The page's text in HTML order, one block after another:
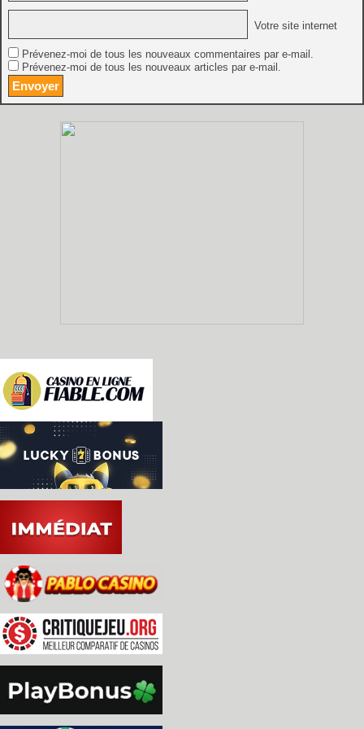
Votre site internet
Prévenez-moi de tous les nouveaux commentaires par e-mail.
Prévenez-moi de tous les nouveaux articles par e-mail.